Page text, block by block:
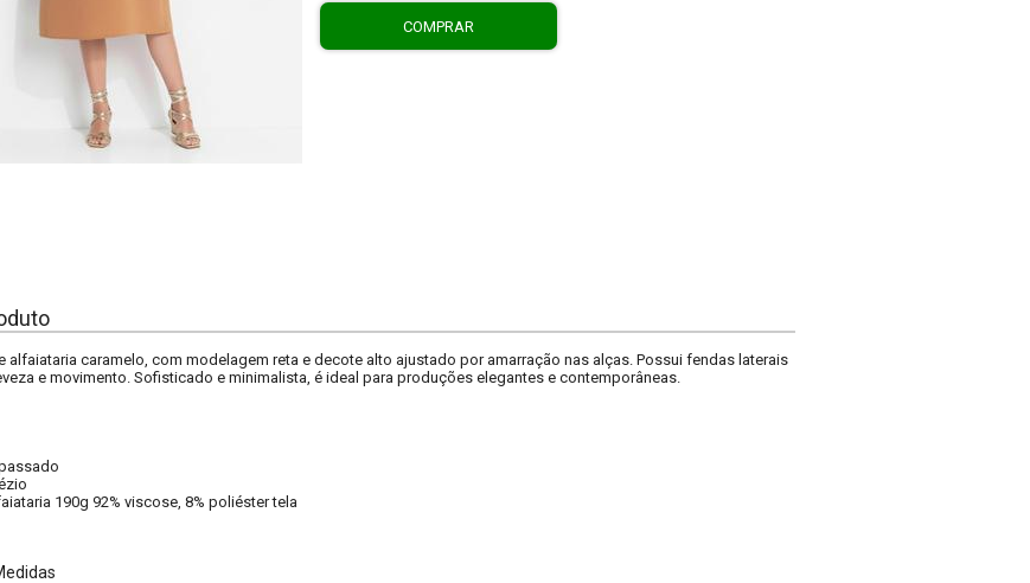
COMPRAR
alfaiataria caramelo, com modelagem reta e decote alto ajustado por amarração nas alças. Possui fendas laterais
e movimento. Sofisticado e minimalista, é ideal para produções elegantes e contemporâneas.
190g 92% viscose, 8% poliéster tela